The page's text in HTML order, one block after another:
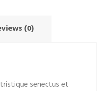
(0)
senectus et